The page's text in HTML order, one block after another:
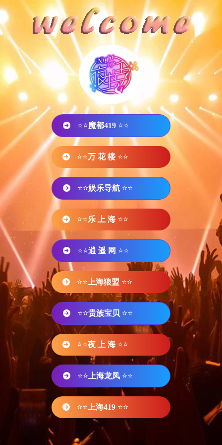
⭐⭐魔都419 ⭐⭐
⭐⭐万 花 楼 ⭐⭐
⭐⭐娱乐导航 ⭐⭐
⭐⭐乐 上 海 ⭐⭐
⭐⭐逍 遥 网 ⭐⭐
⭐⭐ 上海狼盟 ⭐⭐
⭐⭐贵族宝贝 ⭐⭐
⭐⭐夜 上 海 ⭐⭐
⭐⭐ 上海龙凤 ⭐⭐
⭐⭐ 上海419 ⭐⭐